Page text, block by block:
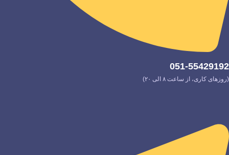
051-55429192
(روزهای کاری، از ساعت ۸ الی ۲۰)